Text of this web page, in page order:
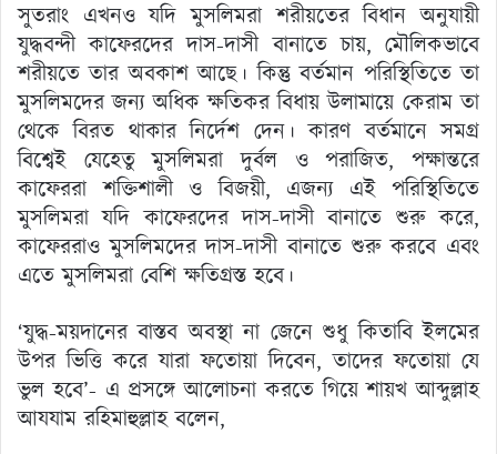
সুতরাং এখনও যদি মুসলিমরা শরীয়তের বিধান অনুযায়ী
যুদ্ধবন্দী কাফেরদের দাস-দাসী বানাতে চায়, মৌলিকভাবে
শরীয়তে তার অবকাশ আছে। কিন্তু বর্তমান পরিস্থিতিতে তা
মুসলিমদের জন্য অধিক ক্ষতিকর বিধায় উলামায়ে কেরাম তা
থেকে বিরত থাকার নির্দেশ দেন। কারণ বর্তমানে সমগ্র
বিশ্বেই যেহেতু মুসলিমরা দুর্বল ও পরাজিত, পক্ষান্তরে
কাফেররা শক্তিশালী ও বিজয়ী, এজন্য এই পরিস্থিতিতে
মুসলিমরা যদি কাফেরদের দাস-দাসী বানাতে শুরু করে,
কাফেররাও মুসলিমদের দাস-দাসী বানাতে শুরু করবে এবং
এতে মুসলিমরা বেশি ক্ষতিগ্রস্ত হবে।
‘যুদ্ধ-ময়দানের বাস্তব অবস্থা না জেনে শুধু কিতাবি ইলমের
উপর ভিত্তি করে যারা ফতোয়া দিবেন, তাদের ফতোয়া যে
ভুল হবে’- এ প্রসঙ্গে আলোচনা করতে গিয়ে শায়খ আব্দুল্লাহ
আযযাম রহিমাহুল্লাহ বলেন,